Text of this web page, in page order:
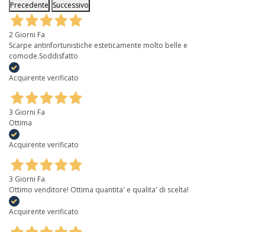
Precedente Successivo
2 Giorni Fa
Scarpe antinfortunistiche esteticamente molto belle e
comode.Soddisfatto
Acquirente verificato
3 Giorni Fa
Ottima
Acquirente verificato
3 Giorni Fa
Ottimo venditore! Ottima quantita' e qualita' di scelta!
Acquirente verificato